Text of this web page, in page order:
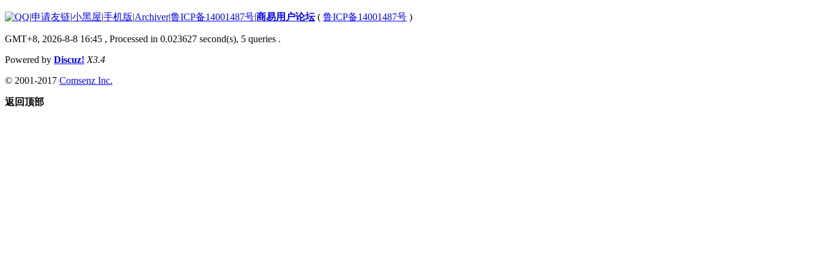
|申请友链|小黑屋|手机版|Archiver|鲁ICP备14001487号|商易用户论坛( 鲁ICP备14001487号 )
GMT+8, 2026-8-8 16:45 , Processed in 0.023627 second(s), 5 queries .
Powered by Discuz! X3.4
© 2001-2017 Comsenz Inc.
返回顶部